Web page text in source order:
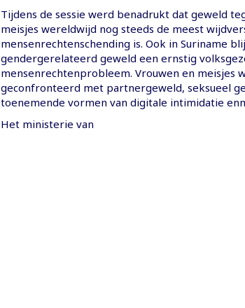
Tijdens de sessie werd benadrukt dat geweld
meisjes wereldwijd nog steeds de meest
mensenrechtenschending is. Ook in Suriname
gendergerelateerd geweld een ernstig
mensenrechtenprobleem. Vrouwen en meisjes
geconfronteerd met partnergeweld, seksueel
toenemende vormen van digitale intimidatie
Het ministerie van